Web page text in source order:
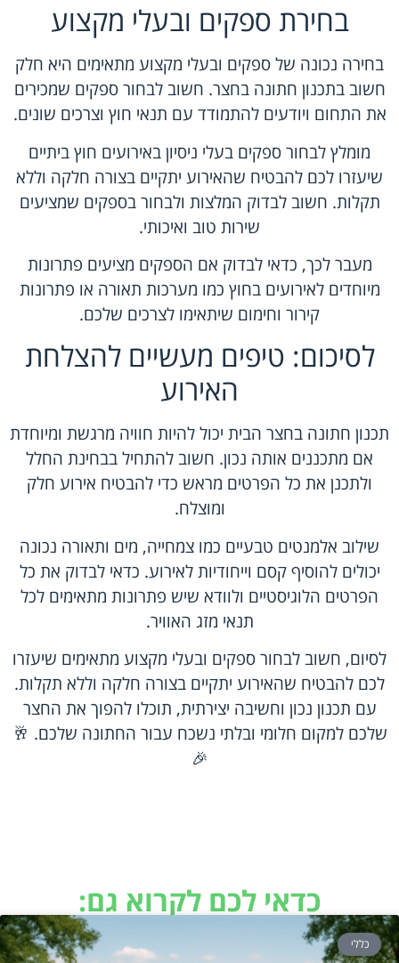
בחירת ספקים ובעלי מקצוע
בחירה נכונה של ספקים ובעלי מקצוע מתאימים היא חלק
חשוב בתכנון חתונה בחצר. חשוב לבחור ספקים שמכירים
את התחום ויודעים להתמודד עם תנאי חוץ וצרכים שונים.
מומלץ לבחור ספקים בעלי ניסיון באירועים חוץ ביתיים
שיעזרו לכם להבטיח שהאירוע יתקיים בצורה חלקה וללא
תקלות. חשוב לבדוק המלצות ולבחור בספקים שמציעים
שירות טוב ואיכותי.
מעבר לכך, כדאי לבדוק אם הספקים מציעים פתרונות
מיוחדים לאירועים בחוץ כמו מערכות תאורה או פתרונות
קירור וחימום שיתאימו לצרכים שלכם.
לסיכום: טיפים מעשיים להצלחת
האירוע
תכנון חתונה בחצר הבית יכול להיות חוויה מרגשת ומיוחדת
אם מתכננים אותה נכון. חשוב להתחיל בבחינת החלל
ולתכנן את כל הפרטים מראש כדי להבטיח אירוע חלק
ומוצלח.
שילוב אלמנטים טבעיים כמו צמחייה, מים ותאורה נכונה
יכולים להוסיף קסם וייחודיות לאירוע. כדאי לבדוק את כל
הפרטים הלוגיסטיים ולוודא שיש פתרונות מתאימים לכל
תנאי מזג האוויר.
לסיום, חשוב לבחור ספקים ובעלי מקצוע מתאימים שיעזרו
לכם להבטיח שהאירוע יתקיים בצורה חלקה וללא תקלות.
עם תכנון נכון וחשיבה יצירתית, תוכלו להפוך את החצר
שלכם למקום חלומי ובלתי נשכח עבור החתונה שלכם. 🥂
🎉
כדאי לכם לקרוא גם:
כללי